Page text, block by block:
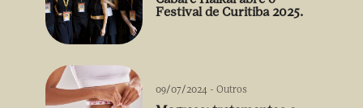
Festival de Curitiba 2025.
09/07/2024 - Outros